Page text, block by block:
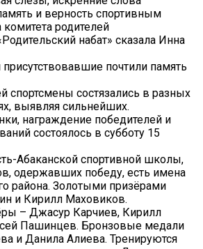
и верность спортивным
родителей
набат» сказала Инна
почтили память
спортсмены состязались в разных
выявляя сильнейших.
награждение победителей и
состоялось в субботу 15
Абаканской спортивной школы,
одержавших победу, есть имена
района. Золотыми призёрами
и Кирилл Маховиков.
– Джасур Карчиев, Кирилл
Пашинцев. Бронзовые медали
и Данила Алиева. Тренируются